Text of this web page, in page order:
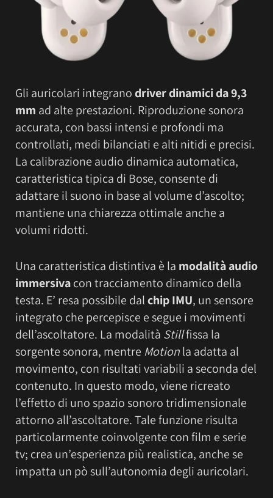
Gli auricolari integranodriver dinamici da 9,3
mm ad alte prestazioni. Riproduzione sonora
accurata, con bassi intensi e profondi ma
controllati, medi bilanciati e alti nitidi e precisi.
La calibrazione audio dinamica automatica,
caratteristica tipica di Bose, consente di
adattare il suono in base al volume d’ascolto;
mantiene una chiarezza ottimale anche a
volumi ridotti.
Una caratteristica distintiva è la modalità audio
immersivacon tracciamento dinamico della
testa. E’ resa possibile dalchip IMU, un sensore
integrato che percepisce e segue i movimenti
dell’ascoltatore. La modalità Stillfissa la
sorgente sonora, mentre Motionla adatta al
movimento, con risultati variabili a seconda del
contenuto. In questo modo, viene ricreato
l’effetto di uno spazio sonoro tridimensionale
attorno all’ascoltatore. Tale funzione risulta
particolarmente coinvolgente con film e serie
tv; crea un’esperienza più realistica, anche se
impatta un pò sull’autonomia degli auricolari.